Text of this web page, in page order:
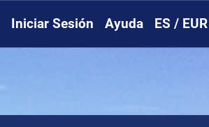
Iniciar Sesión Ayuda ES / EUR